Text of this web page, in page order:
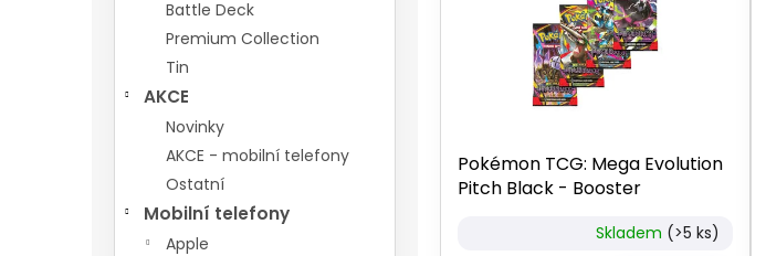
Battle Deck
Premium Collection
Tin
AKCE
Novinky
AKCE - mobilní telefony
Ostatní
Mobilní telefony
Apple
Pokémon TCG: Mega Evolution
Pitch Black - Booster
Skladem (>5 ks)